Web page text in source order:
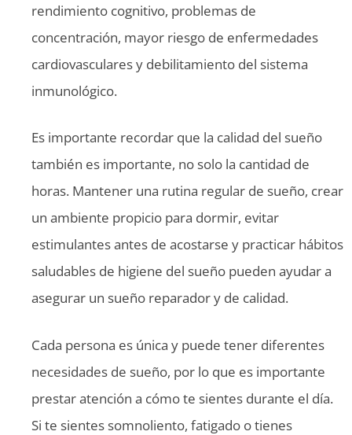
rendimiento cognitivo, problemas de
concentración, mayor riesgo de enfermedades
cardiovasculares y debilitamiento del sistema
inmunológico.
Es importante recordar que la calidad del sueño
también es importante, no solo la cantidad de
horas. Mantener una rutina regular de sueño, crear
un ambiente propicio para dormir, evitar
estimulantes antes de acostarse y practicar hábitos
saludables de higiene del sueño pueden ayudar a
asegurar un sueño reparador y de calidad.
Cada persona es única y puede tener diferentes
necesidades de sueño, por lo que es importante
prestar atención a cómo te sientes durante el día.
Si te sientes somnoliento, fatigado o tienes